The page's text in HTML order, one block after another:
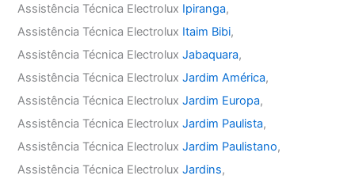
Assistência Técnica Electrolux Ipiranga,
Assistência Técnica Electrolux Itaim Bibi,
Assistência Técnica ElectroluxJabaquara,
Assistência Técnica ElectroluxJardim América,
Assistência Técnica ElectroluxJardim Europa,
Assistência Técnica ElectroluxJardim Paulista,
Assistência Técnica ElectroluxJardim Paulistano,
Assistência Técnica ElectroluxJardins,